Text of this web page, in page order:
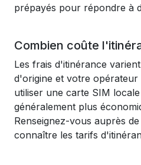
prépayés pour répondre à
Combien coûte
Les frais d'itinérance
d'origine et votre opérateur
utiliser une carte SIM
généralement plus
Renseignez-vous auprès
connaître les tarifs